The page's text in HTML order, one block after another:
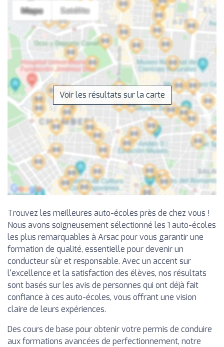
Voir les résultats sur la carte
Trouvez les meilleures auto-écoles près de chez vous !
Nous avons soigneusement sélectionné les 1 auto-écoles
les plus remarquables à Arsac pour vous garantir une
formation de qualité, essentielle pour devenir un
conducteur sûr et responsable. Avec un accent sur
l'excellence et la satisfaction des élèves, nos résultats
sont basés sur les avis de personnes qui ont déjà fait
confiance à ces auto-écoles, vous offrant une vision
claire de leurs expériences.
Des cours de base pour obtenir votre permis de conduire
aux formations avancées de perfectionnement, notre